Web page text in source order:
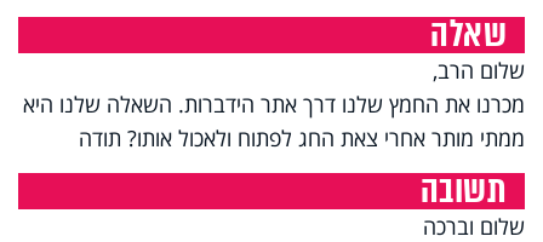
שאלה
שלום הרב,
מכרנו את החמץ שלנו דרך אתר הידברות. השאלה שלנו היא
ממתי מותר אחרי צאת החג לפתוח ולאכול אותו? תודה
תשובה
שלום וברכה